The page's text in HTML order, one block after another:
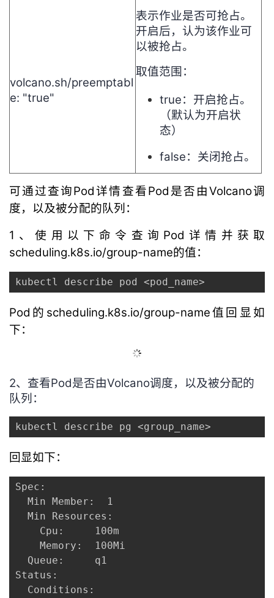
volcano.sh/preemptabl
e: "true"
表示作业是否可抢占。
开启后，认为该作业可
以被抢占。
取值范围：
true：开启抢占。
（默认为开启状
态）
false：关闭抢占。
可通过查询Pod详情查看Pod是否由Volcano调
度，以及被分配的队列：
1、使用以下命令查询Pod详情并获取
scheduling.k8s.io/group-name的值：
kubectl describe pod <pod_name>
Pod的scheduling.k8s.io/group-name值回显如
下：
2、查看Pod是否由Volcano调度，以及被分配的
队列：
kubectl describe pg <group_name>
回显如下：
Spec:
  Min Member:  1
  Min Resources:
    Cpu:     100m
    Memory:  100Mi
  Queue:     q1
Status:
  Conditions: